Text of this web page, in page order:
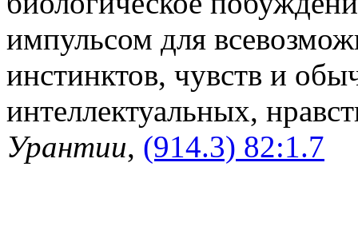
импульсом для
инстинктов, чувств и
интеллектуальных,
Урантии, (914.3) 82:1.7